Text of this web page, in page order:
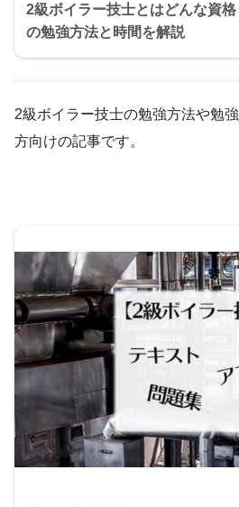
2級ボイラー技士とはどんな資
の勉強方法と時間を解説
2級ボイラー技士の勉強方法や勉
方向けの記事です。